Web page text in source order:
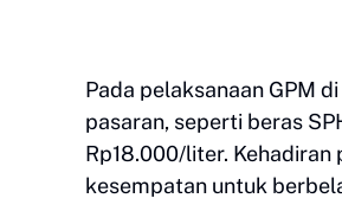
Pada pelaksanaan GPM
pasaran, seperti beras
Rp18.000/liter.
kesempatan untuk